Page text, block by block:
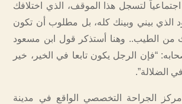
اجتماعياً لتسجل هذا الموقف، الذي اختلافك
الذي بيني وبينك كله، بل مطلوب أن تكون
من الطيب.. وهنا أستذكر قول ابن مسعود
“فإن الرجل يكون تابعا في الخير، خير
الضلالة”.
الجراحة التخصصي الواقع في مدينة